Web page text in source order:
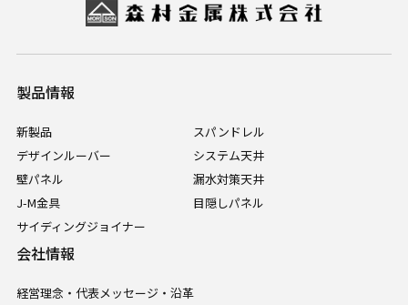
製品情報
新製品
スパンドレル
デザインルーバー
システム天井
壁パネル
漏水対策天井
J-M金具
目隠しパネル
サイディングジョイナー
会社情報
経営理念・代表メッセージ・沿革